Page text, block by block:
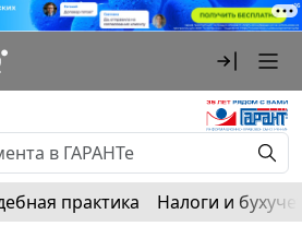
практика Налоги и